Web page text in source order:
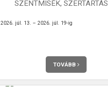
SZENTMISÉK,
2026. júl. 13. – 2026. júl. 19-ig
TOVÁBB